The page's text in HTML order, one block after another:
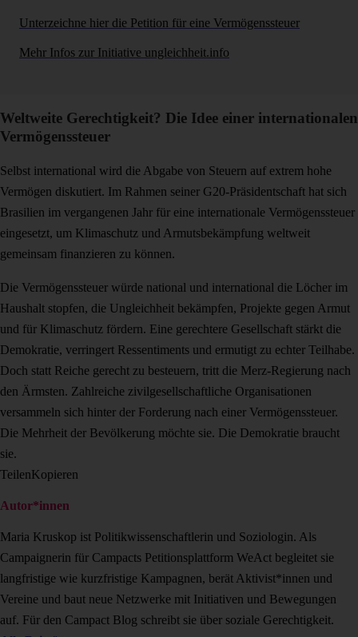
Unterzeichne hier die Petition für eine Vermögenssteuer
Mehr Infos zur Initiative ungleichheit.info
Weltweite Gerechtigkeit? Die Idee einer internationalen
Vermögenssteuer
Selbst international wird die Abgabe von Steuern auf extrem hohe
Vermögen diskutiert. Im Rahmen seiner G20-Präsidentschaft hat sich
Brasilien im vergangenen Jahr für eine internationale Vermögenssteuer
eingesetzt, um Klimaschutz und Armutsbekämpfung weltweit
gemeinsam finanzieren zu können.
Die Vermögenssteuer würde national und international die Löcher im
Haushalt stopfen, die Ungleichheit bekämpfen, Projekte gegen Armut
und für Klimaschutz fördern. Eine gerechtere Gesellschaft stärkt die
Demokratie, verringert Ressentiments und ermutigt zu echter Teilhabe.
Doch statt Reiche gerecht zu besteuern, tritt die Merz-Regierung nach
den Ärmsten. Zahlreiche zivilgesellschaftliche Organisationen
versammeln sich hinter der Forderung nach einer Vermögenssteuer.
Die Mehrheit der Bevölkerung möchte sie. Die Demokratie braucht
sie.
TeilenKopieren
Autor*innen
Maria Kruskop ist Politikwissenschaftlerin und Soziologin. Als
Campaignerin für Campacts Petitionsplattform WeAct begleitet sie
langfristige wie kurzfristige Kampagnen, berät Aktivist*innen und
Vereine und baut neue Netzwerke mit Initiativen und Bewegungen
auf. Für den Campact Blog schreibt sie über soziale Gerechtigkeit.